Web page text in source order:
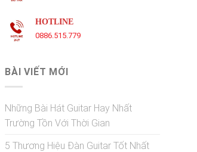
HOTLINE
0886.515.779
BÀI VIẾT MỚI
Những Bài Hát Guitar Hay Nhất
Trường Tồn Với Thời Gian
5 Thương Hiệu Đàn Guitar Tốt Nhất